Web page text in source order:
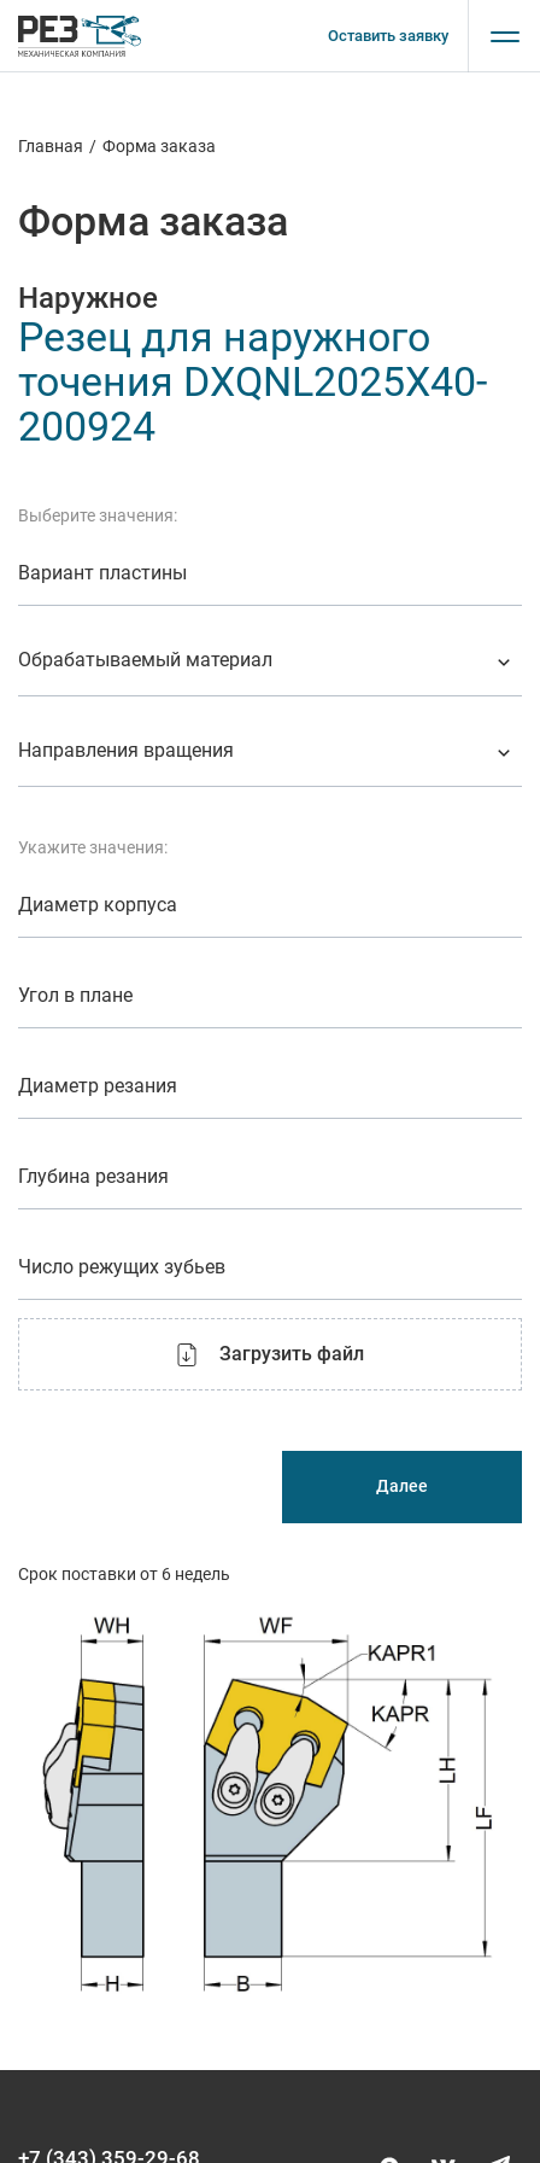
Оставить заявку
Главная / Форма заказа
Форма заказа
Срок поставки от 6 недель
Наружное
Резец для наружного
точения DXQNL2025X40-
200924
Выберите значения:
Вариант пластины
Обрабатываемый материал
Направления вращения
Укажите значения:
Диаметр корпуса
Угол в плане
Диаметр резания
Глубина резания
Число режущих зубьев
Загрузить файл
Далее
+7 (343) 359-29-68